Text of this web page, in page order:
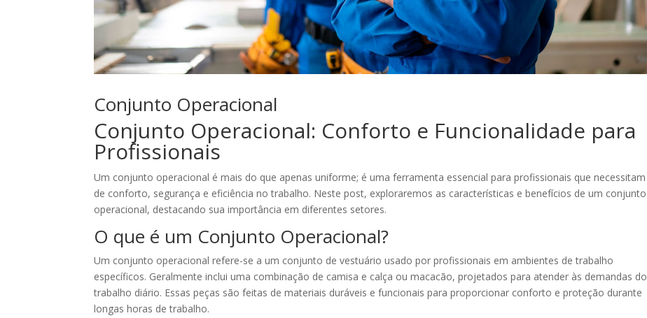
Conjunto Operacional
Conjunto Operacional: Conforto e Funcionalidade para
Profissionais
Um conjunto operacional é mais do que apenas uniforme; é uma ferramenta essencial para profissionais que necessitam
de conforto, segurança e eficiência no trabalho. Neste post, exploraremos as características e benefícios de um conjunto
operacional, destacando sua importância em diferentes setores.
O que é um Conjunto Operacional?
Um conjunto operacional refere-se a um conjunto de vestuário usado por profissionais em ambientes de trabalho
específicos. Geralmente inclui uma combinação de camisa e calça ou macacão, projetados para atender às demandas do
trabalho diário. Essas peças são feitas de materiais duráveis e funcionais para proporcionar conforto e proteção durante
longas horas de trabalho.